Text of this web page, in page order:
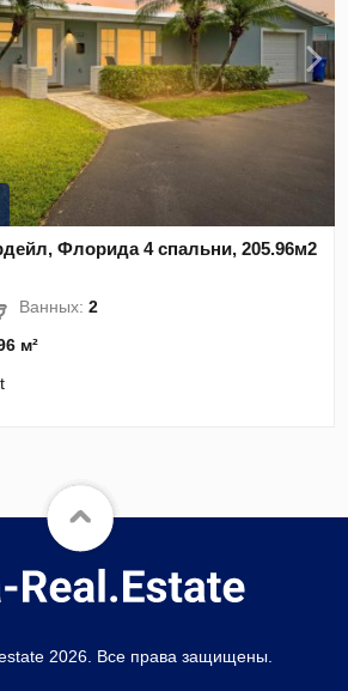
Флорида 4 спальни, 205.96м2
Ванных:2
м²
2026. Все права защищены.